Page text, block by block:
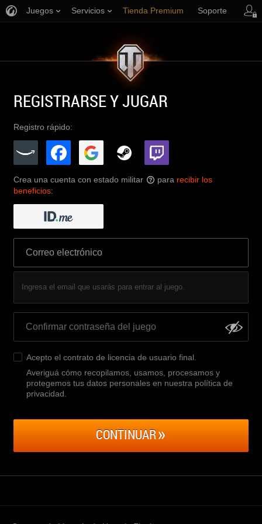
Juegos Servicios Tienda Premium Soporte
REGISTRARSE Y JUGAR
Registro rápido:
Crea una cuenta con estado militar ? para recibir los
beneficios:
Ingresa el email que usarás para entrar al juego.
Acepto el contrato de licencia de usuario final
Averiguá cómo recopilamos, usamos, procesamos y
protegemos tus datos personales en nuestra política de
privacidad
CONTINUAR